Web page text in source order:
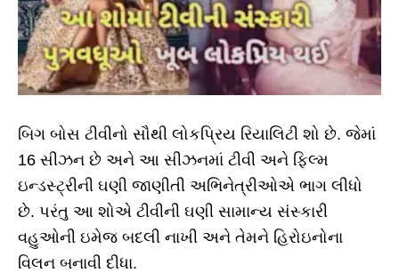
બિગ બોસ ટીવીનો સૌથી લોકપ્રિય રિયાલિટી શો છે. જેમાં
16 સીઝન છે અને આ સીઝનમાં ટીવી અને ફિલ્મ
ઇન્ડસ્ટ્રીની ઘણી જાણીતી અભિનેત્રીઓએ ભાગ લીધો
છે. પરંતુ આ શોએ ટીવીની ઘણી સામાન્ય સંસ્કારી
વહુઓની ઇમેજ બદલી નાખી અને તેમને હિરોઇનોના
વિલન બનાવી દીધા.